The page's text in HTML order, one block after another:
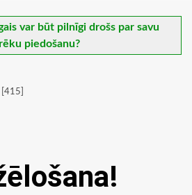
var būt pilnīgi drošs par savu
piedošanu?
[415]